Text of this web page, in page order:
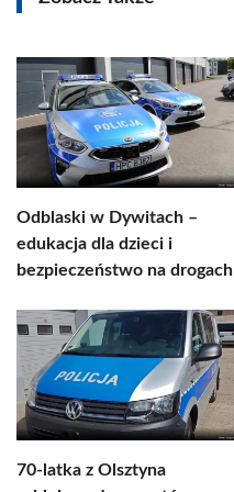
Odblaski w Dywitach –
edukacja dla dzieci i
bezpieczeństwo na drogach
70-latka z Olsztyna